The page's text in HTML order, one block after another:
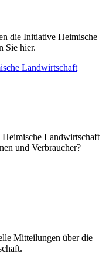
die Initiative Heimische
Sie hier.
Landwirtschaft
Landwirtschaft
und Verbraucher?
Mitteilungen über die